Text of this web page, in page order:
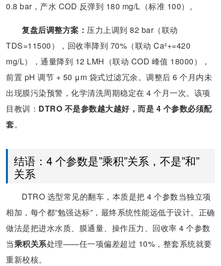
0.8 bar，产水 COD 反弹到 180 mg/L（标准 100）。
复盘后调整方案： 压力上调到 82 bar（联动
TDS=11500），回收率降到 70%（联动 Ca²+=420
mg/L），通量降到 12 LMH（联动 COD 峰值 18000），
前置 pH 调节 + 50 μm 袋式过滤冗余。调整后 6 个月内未
出现膜污染预警，化学清洗周期稳定在 4 个月一次。该项
目教训： DTRO 不是参数越大越好，而是 4 个参数必须配
套。
结语：4 个参数是”乘积”关系，不是”和”
关系
DTRO 选型常见的翻车，本质是把 4 个参数当独立项
相加，每个都”勉强达标”，最终系统性能远低于设计。正确
做法是把进水水质、膜通量、操作压力、回收率 4 个参数
当乘积关系处理——任一项偏差超过 10%，整套系统就要
重新校核。